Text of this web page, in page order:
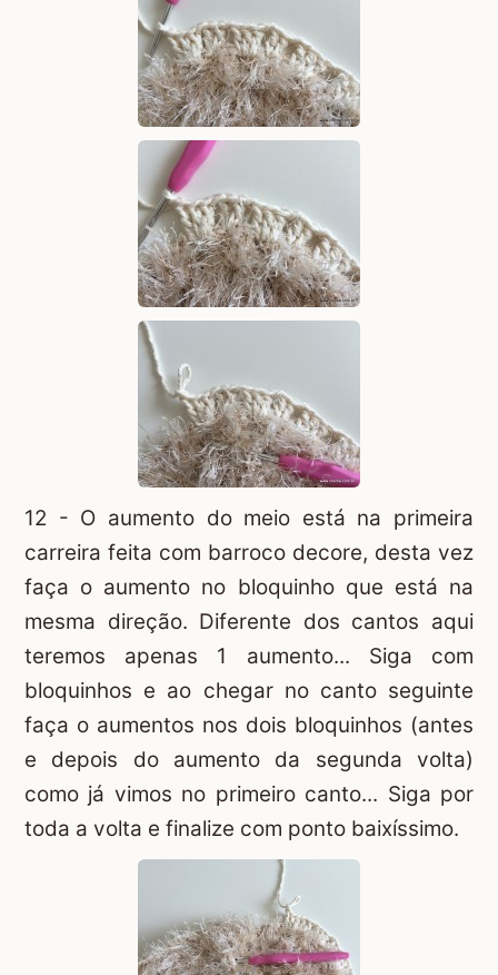
12 - O aumento do meio está na primeira
carreira feita com barroco decore, desta vez
faça o aumento no bloquinho que está na
mesma direção. Diferente dos cantos aqui
teremos apenas 1 aumento... Siga com
bloquinhos e ao chegar no canto seguinte
faça o aumentos nos dois bloquinhos (antes
e depois do aumento da segunda volta)
como já vimos no primeiro canto... Siga por
toda a volta e finalize com ponto baixíssimo.